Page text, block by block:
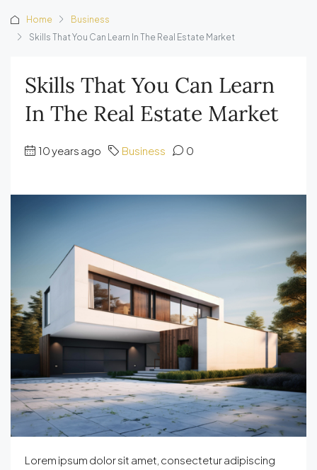
Home
Business
Skills That You Can Learn In The Real Estate Market
Skills That You Can Learn
In The Real Estate Market
10 years ago Business 0
Lorem ipsum dolor sit amet, consectetur adipiscing